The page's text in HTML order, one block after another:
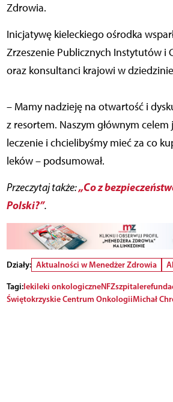
Zdrowia.
Inicjatywę kieleckiego ośrodka
Zrzeszenie Publicznych Instytutów i
oraz konsultanci krajowi w
– Mamy nadzieję na otwartość i
z resortem. Naszym głównym
leczenie i chcielibyśmy mieć za co
leków – podsumował.
Przeczytaj także:„Co z
Polski?”.
Działy: Aktualności w Menedżer Zdrowia
Tagi:lekileki onkologiczneNFZszpitale
Świętokrzyskie Centrum OnkologiiMichał